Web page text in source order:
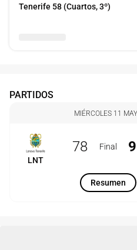
Tenerife 58 (Cuartos, 3º)
PARTIDOS
MIÉRCOLES 11
LNT
78 Final
Resumen